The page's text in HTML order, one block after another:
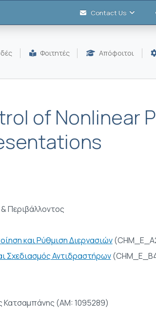
Contact Us
Φοιτητές Απόφοιτοι
of Nonlinear
Περιβάλλοντος
και Ρύθμιση Διεργασιών
Σχεδιασμός Αντιδραστήρων
Κατσαμπάνης (AM: 1095289)